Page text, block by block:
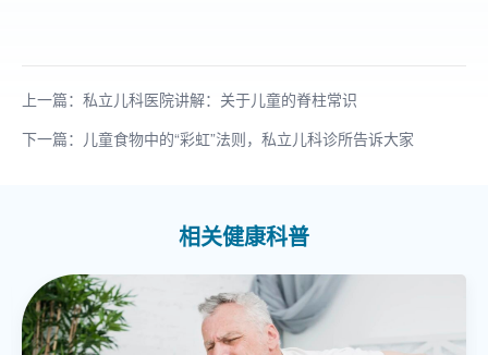
上一篇：私立儿科医院讲解：关于儿童的脊柱常识
下一篇：儿童食物中的“彩虹”法则，私立儿科诊所告诉大家
相关健康科普